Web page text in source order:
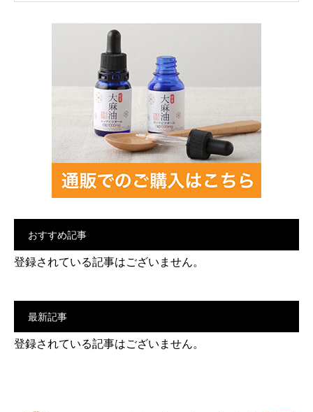
おすすめ記事
登録されている記事はございません。
最新記事
登録されている記事はございません。